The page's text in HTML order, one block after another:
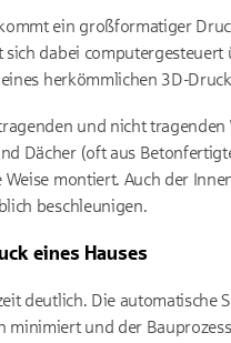
ein großformatiger
dabei
herkömmlichen 3D-
und nicht
Dächer (oft aus
montiert. Auch der
beschleunigen.
eines Hauses
deutlich. Die
minimiert und der